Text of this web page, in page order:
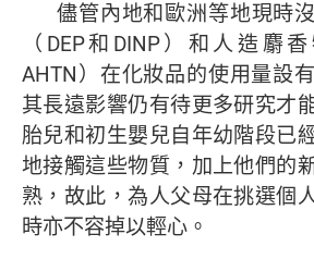
儘管內地和歐洲等地現時
（DEP和DINP）和人造麝
AHTN）在化妝品的使用量設
其長遠影響仍有待更多研究才
胎兒和初生嬰兒自年幼階段已
地接觸這些物質，加上他們的
熟，故此，為人父母在挑選個
時亦不容掉以輕心。